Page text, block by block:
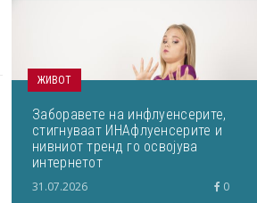
ЖИВОТ
Заборавете на инфлуенсерите,
стигнуваат ИНАфлуенсерите и
нивниот тренд го освојува
интернетот
31.07.2026 0